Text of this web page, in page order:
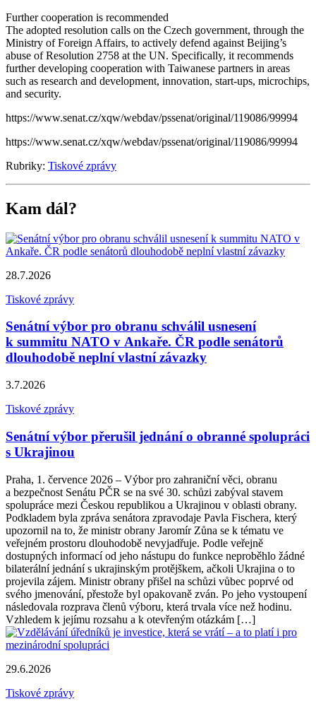
Further cooperation is recommended
The adopted resolution calls on the Czech government, through the
Ministry of Foreign Affairs, to actively defend against Beijing’s
abuse of Resolution 2758 at the UN. Specifically, it recommends
further developing cooperation with Taiwanese partners in areas
such as research and development, innovation, start-ups, microchips,
and security.
https://www.senat.cz/xqw/webdav/pssenat/original/119086/99994
https://www.senat.cz/xqw/webdav/pssenat/original/119086/99994
Rubriky: Tiskové zprávy
Kam dál?
28.7.2026
Tiskové zprávy
Senátní výbor pro obranu schválil usnesení
k summitu NATO v Ankaře. ČR podle senátorů
dlouhodobě neplní vlastní závazky
3.7.2026
Tiskové zprávy
Senátní výbor přerušil jednání o obranné spolupráci
s Ukrajinou
Praha, 1. července 2026 – Výbor pro zahraniční věci, obranu
a bezpečnost Senátu PČR se na své 30. schůzi zabýval stavem
spolupráce mezi Českou republikou a Ukrajinou v oblasti obrany.
Podkladem byla zpráva senátora zpravodaje Pavla Fischera, který
upozornil na to, že ministr obrany Jaromír Zůna se k tématu ve
veřejném prostoru dlouhodobě nevyjadřuje. Podle veřejně
dostupných informací od jeho nástupu do funkce neproběhlo žádné
bilaterální jednání s ukrajinským protějškem, ačkoli Ukrajina o to
projevila zájem. Ministr obrany přišel na schůzi vůbec poprvé od
svého jmenování, přestože byl opakovaně zván. Po jeho vystoupení
následovala rozprava členů výboru, která trvala více než hodinu.
Vzhledem k jejímu rozsahu a k otevřeným otázkám […]
29.6.2026
Tiskové zprávy